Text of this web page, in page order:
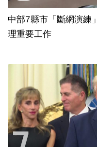
中部7縣市「斷網演練
理重要工作